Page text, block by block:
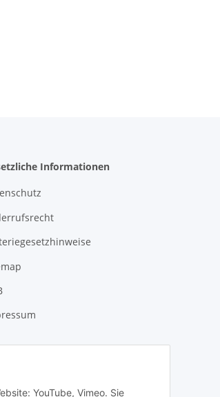
YouTube, Vimeo. Sie
Informationen